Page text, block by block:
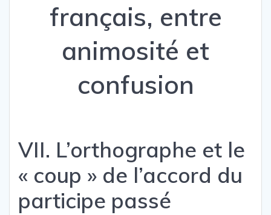
français, entre
animosité et
confusion
VII. L’orthographe et le
« coup » de l’accord du
participe passé